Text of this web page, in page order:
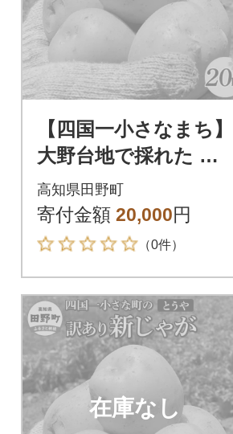
【四国一小さなまち】
大野台地で採れた 令
和6年産新じゃがいも
『とうや』 20kg 訳あ
り品
高知県田野町
寄付金額 20,000円
（0件）
在庫なし